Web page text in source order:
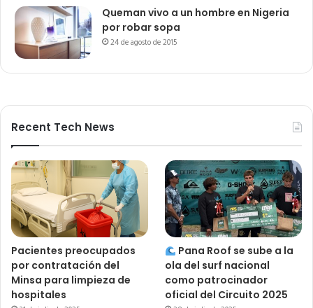
Queman vivo a un hombre en Nigeria
por robar sopa
24 de agosto de 2015
Recent Tech News
Pacientes preocupados
por contratación del
Minsa para limpieza de
hospitales
Pana Roof se sube a la
ola del surf nacional
como patrocinador
oficial del Circuito 2025